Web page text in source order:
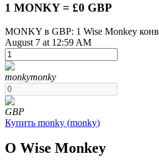
USDT-фьючерсы
обеспечения
1 MONKY = £0 GBP
MONKY в GBP: 1 Wise Monkey
August 7 at 12:59 AM
monkymonky
GBP
Купить monky (monky)
О Wise Monkey